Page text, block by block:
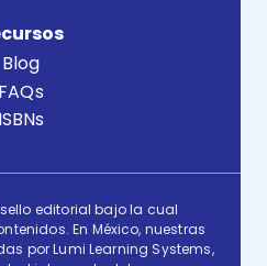
Blog
FAQs
ISBNs
editorial bajo la cual
En México, nuestras
por Lumi Learning Systems,